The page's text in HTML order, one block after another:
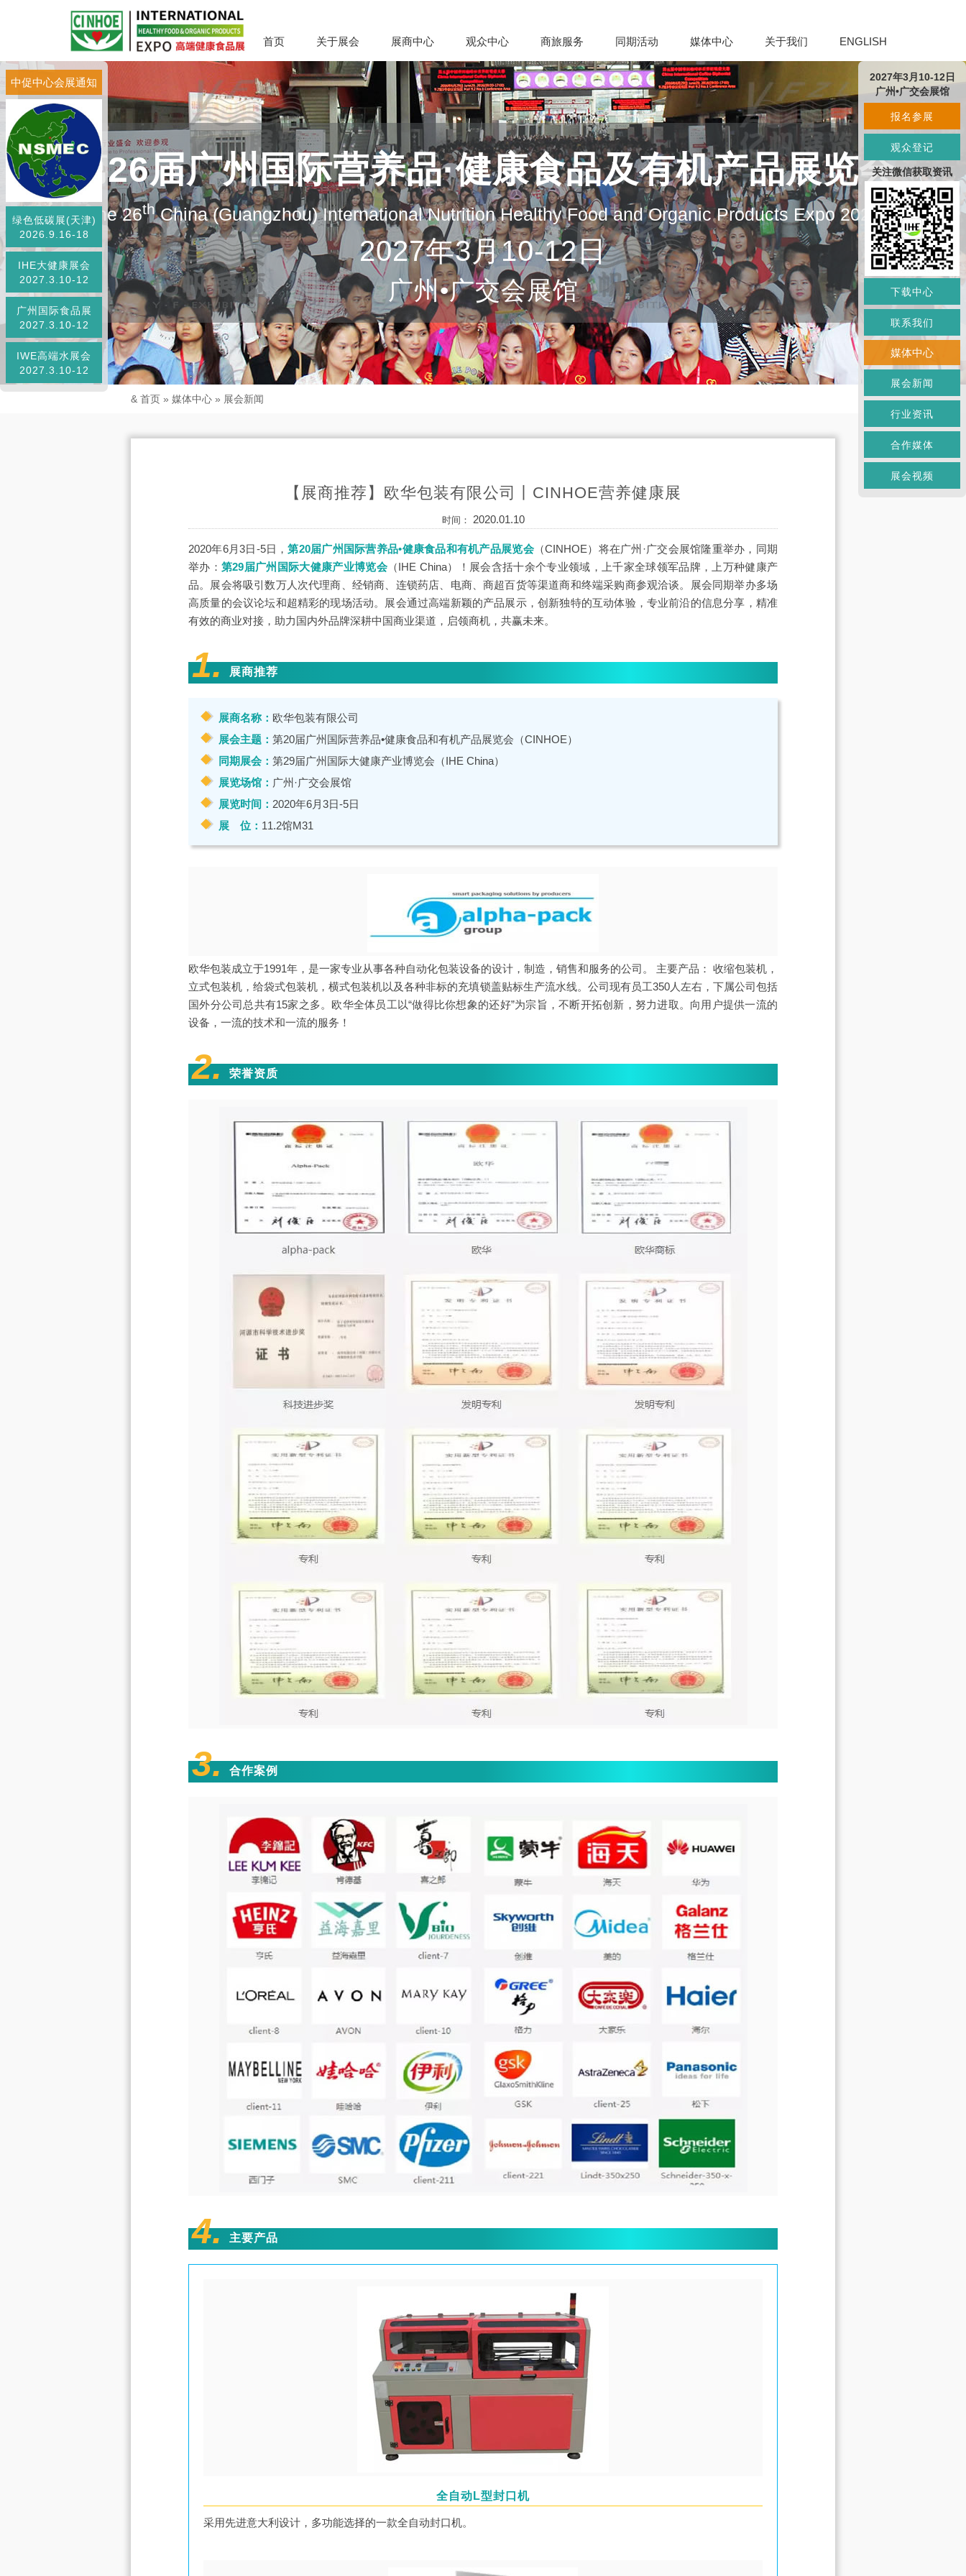
首页 关于展会 展商中心 观众中心 商旅服务 同期活动 媒体中心 关于我们 ENGLISH
第26届广州国际营养品·健康食品及有机产品展览会
The 26thChina (Guangzhou) International Nutrition Healthy Food and Organic Products Expo 2027
2027年3月10-12日
广州•广交会展馆
中促中心会展通知
绿色低碳展(天津)
2026.9.16-18
IHE大健康展会
2027.3.10-12
广州国际食品展
2027.3.10-12
IWE高端水展会
2027.3.10-12
& 首页 » 媒体中心 » 展会新闻
【展商推荐】欧华包装有限公司丨CINHOE营养健康展
时间： 2020.01.10
2020年6月3日-5日，第20届广州国际营养品•健康食品和有机产品展览会（CINHOE） 将在广州·广交会展馆隆重举办，同期
举办：第29届广州国际大健康产业博览会 （IHE China）
！展会含括十余个专业领域，上千家全球领军品牌，上万种健康产
品。展会将吸引数万人次代理商、经销商、连锁药店、电商、商超百货等渠道商和终端采购商参观洽谈。展会同期举办多场
高质量的会议论坛和超精彩的现场活动。展会通过高端新颖的产品展示，创新独特的互动体验，专业前沿的信息分享，精准
有效的商业对接，助力国内外品牌深耕中国商业渠道，启领商机，共赢未来。
1. 展商推荐
展商名称： 欧华包装有限公司
展会主题： 第20届广州国际营养品•健康食品和有机产品展览会（CINHOE）
同期展会： 第29届广州国际大健康产业博览会（IHE China）
展览场馆： 广州·广交会展馆
展览时间： 2020年6月3日-5日
展 位： 11.2馆M31
欧华包装成立于1991年，是一家专业从事各种自动化包装设备的设计，制造，销售和服务的公司。 主要产品： 收缩包装机，
立式包装机，给袋式包装机，横式包装机以及各种非标的充填锁盖贴标生产流水线。公司现有员工350人左右，下属公司包括
国外分公司总共有15家之多。欧华全体员工以“做得比你想象的还好”为宗旨，不断开拓创新，努力进取。向用户提供一流的
设备，一流的技术和一流的服务！
2. 荣誉资质
3. 合作案例
4. 主要产品
全自动L型封口机
采用先进意大利设计，多功能选择的一款全自动封口机。
2027年3月10-12日
广州•广交会展馆
报名参展
观众登记
关注微信获取资讯
下载中心
联系我们
媒体中心
展会新闻
行业资讯
合作媒体
展会视频